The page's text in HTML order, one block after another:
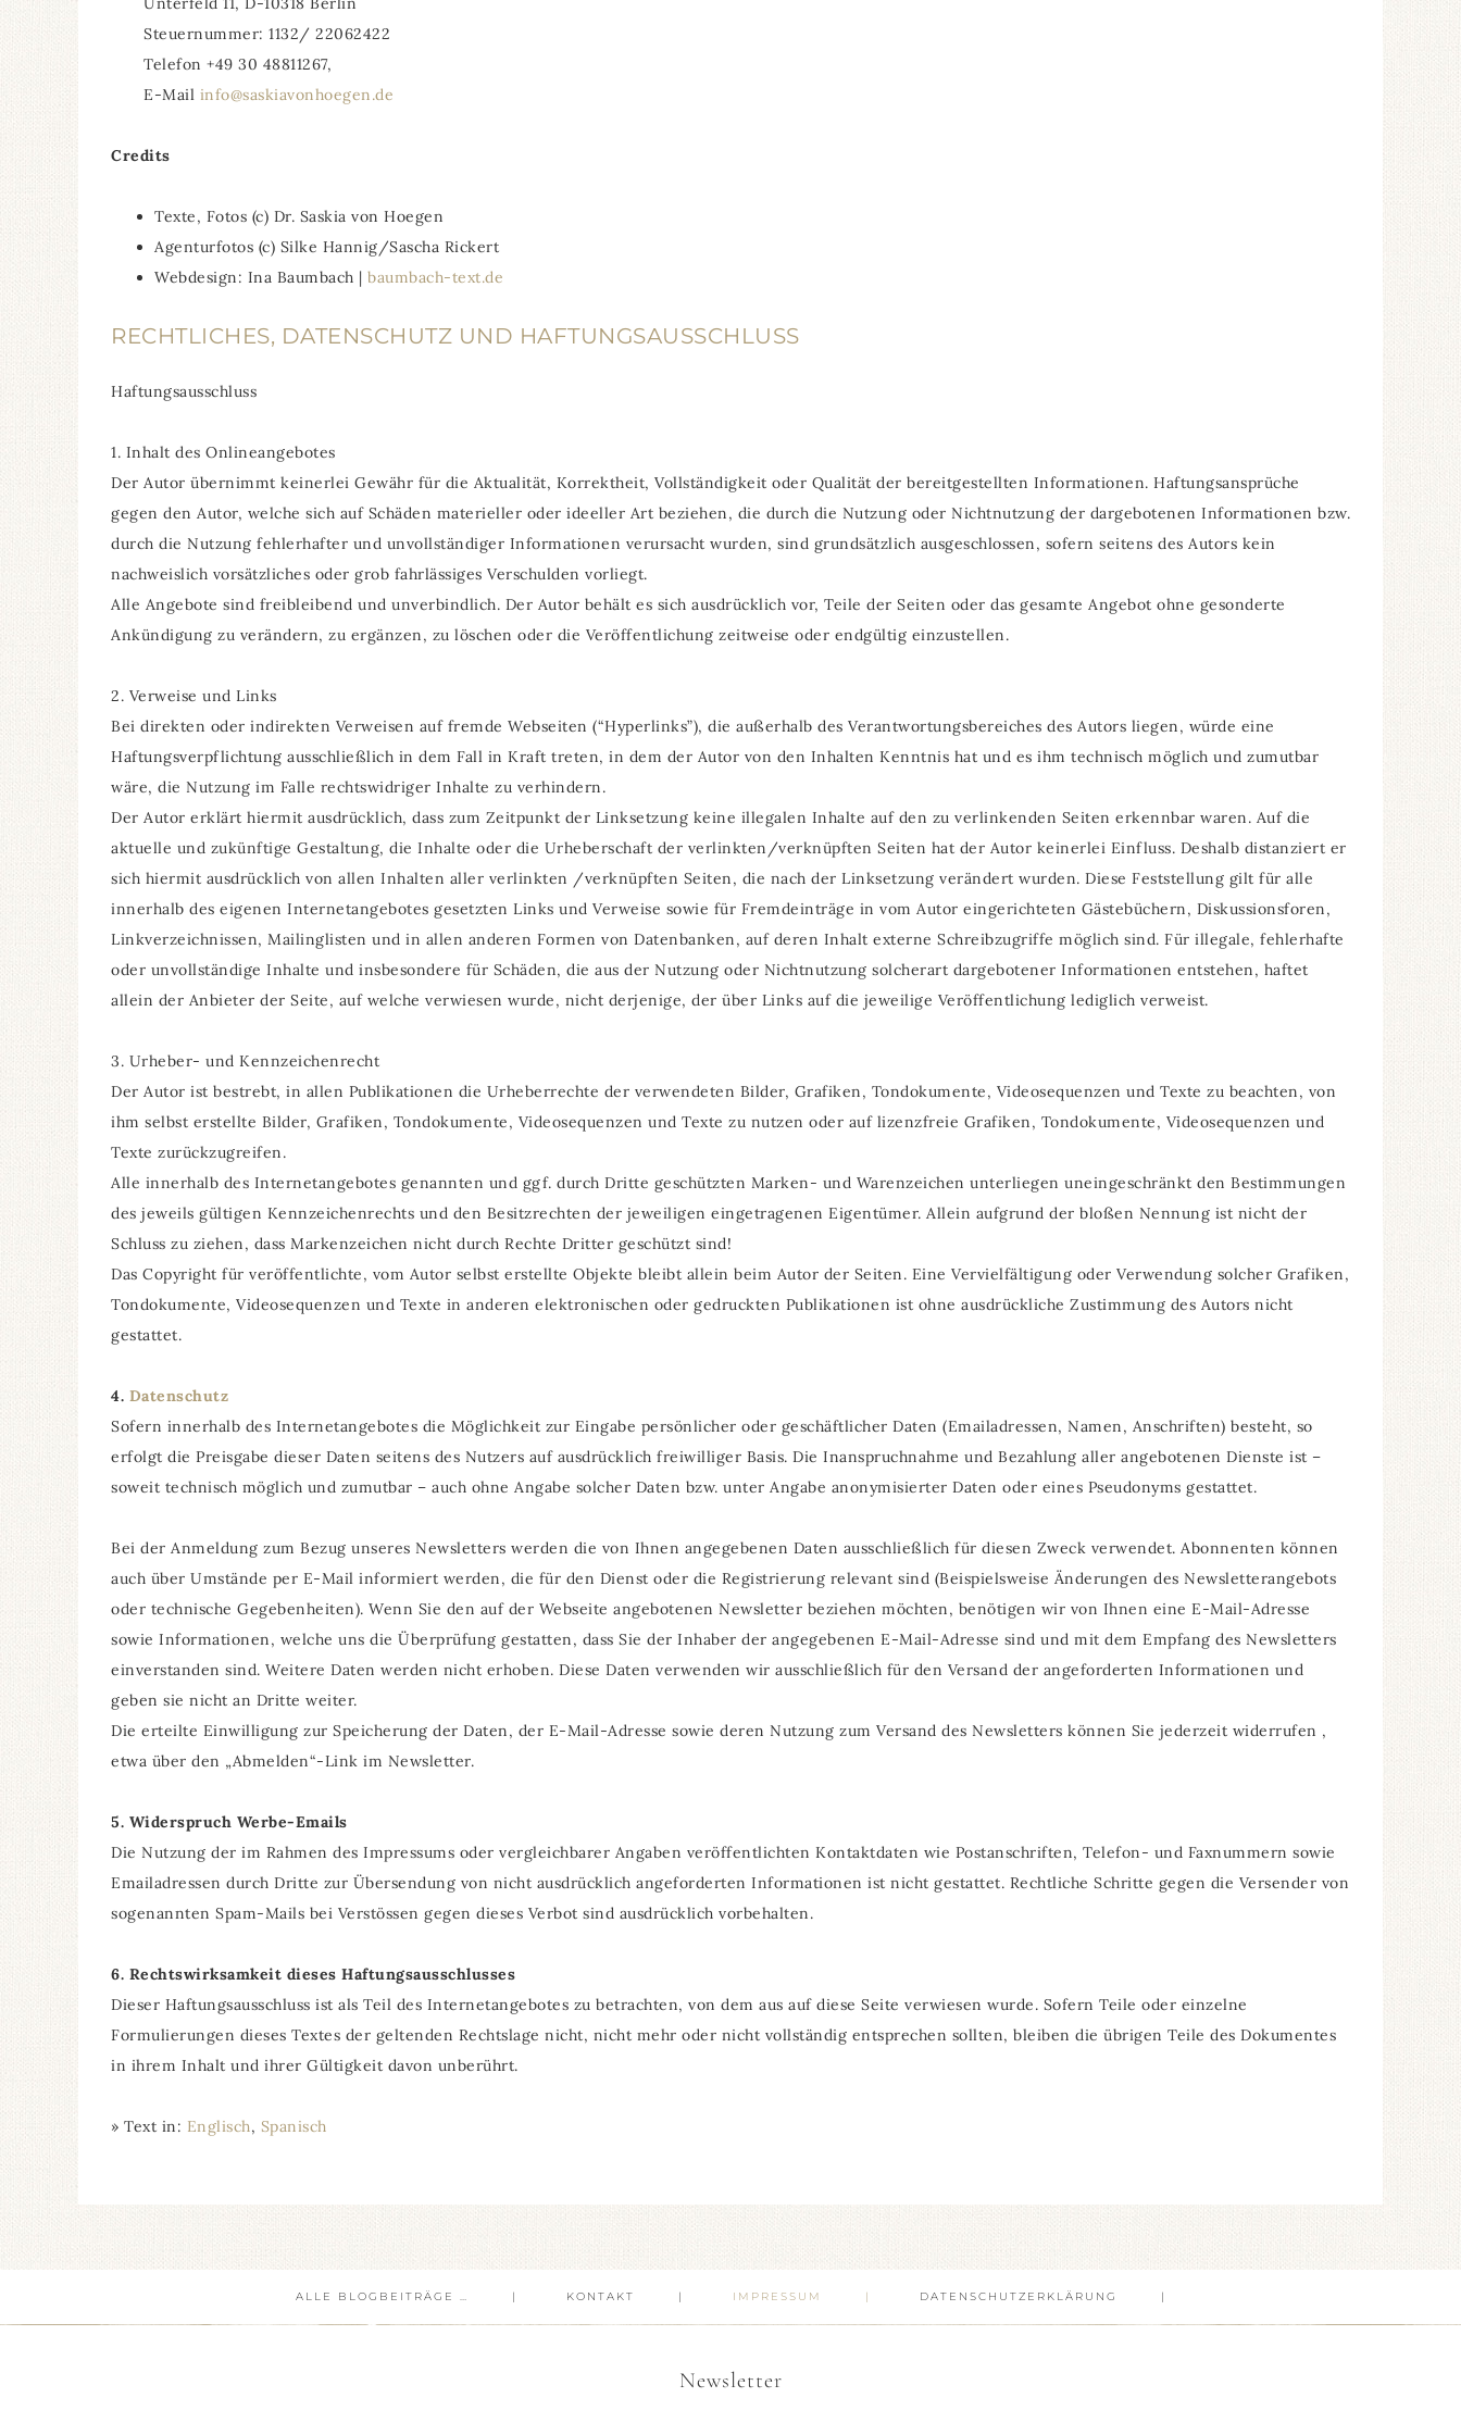
Steuernummer: 1132/ 22062422
Telefon +49 30 48811267,
E-Mail info@saskiavonhoegen.de
Credits
Texte, Fotos (c) Dr. Saskia von Hoegen
Agenturfotos (c) Silke Hannig/Sascha Rickert
Webdesign: Ina Baumbach | baumbach-text.de
RECHTLICHES, DATENSCHUTZ UND HAFTUNGSAUSSCHLUSS
Haftungsausschluss
1. Inhalt des Onlineangebotes
Der Autor übernimmt keinerlei Gewähr für die Aktualität, Korrektheit, Vollständigkeit oder Qualität der bereitgestellten Informationen. Haftungsansprüche
gegen den Autor, welche sich auf Schäden materieller oder ideeller Art beziehen, die durch die Nutzung oder Nichtnutzung der dargebotenen Informationen bzw.
durch die Nutzung fehlerhafter und unvollständiger Informationen verursacht wurden, sind grundsätzlich ausgeschlossen, sofern seitens des Autors kein
nachweislich vorsätzliches oder grob fahrlässiges Verschulden vorliegt.
Alle Angebote sind freibleibend und unverbindlich. Der Autor behält es sich ausdrücklich vor, Teile der Seiten oder das gesamte Angebot ohne gesonderte
Ankündigung zu verändern, zu ergänzen, zu löschen oder die Veröffentlichung zeitweise oder endgültig einzustellen.
2. Verweise und Links
Bei direkten oder indirekten Verweisen auf fremde Webseiten (“Hyperlinks”), die außerhalb des Verantwortungsbereiches des Autors liegen, würde eine
Haftungsverpflichtung ausschließlich in dem Fall in Kraft treten, in dem der Autor von den Inhalten Kenntnis hat und es ihm technisch möglich und zumutbar
wäre, die Nutzung im Falle rechtswidriger Inhalte zu verhindern.
Der Autor erklärt hiermit ausdrücklich, dass zum Zeitpunkt der Linksetzung keine illegalen Inhalte auf den zu verlinkenden Seiten erkennbar waren. Auf die
aktuelle und zukünftige Gestaltung, die Inhalte oder die Urheberschaft der verlinkten/verknüpften Seiten hat der Autor keinerlei Einfluss. Deshalb distanziert er
sich hiermit ausdrücklich von allen Inhalten aller verlinkten /verknüpften Seiten, die nach der Linksetzung verändert wurden. Diese Feststellung gilt für alle
innerhalb des eigenen Internetangebotes gesetzten Links und Verweise sowie für Fremdeinträge in vom Autor eingerichteten Gästebüchern, Diskussionsforen,
Linkverzeichnissen, Mailinglisten und in allen anderen Formen von Datenbanken, auf deren Inhalt externe Schreibzugriffe möglich sind. Für illegale, fehlerhafte
oder unvollständige Inhalte und insbesondere für Schäden, die aus der Nutzung oder Nichtnutzung solcherart dargebotener Informationen entstehen, haftet
allein der Anbieter der Seite, auf welche verwiesen wurde, nicht derjenige, der über Links auf die jeweilige Veröffentlichung lediglich verweist.
3. Urheber- und Kennzeichenrecht
Der Autor ist bestrebt, in allen Publikationen die Urheberrechte der verwendeten Bilder, Grafiken, Tondokumente, Videosequenzen und Texte zu beachten, von
ihm selbst erstellte Bilder, Grafiken, Tondokumente, Videosequenzen und Texte zu nutzen oder auf lizenzfreie Grafiken, Tondokumente, Videosequenzen und
Texte zurückzugreifen.
Alle innerhalb des Internetangebotes genannten und ggf. durch Dritte geschützten Marken- und Warenzeichen unterliegen uneingeschränkt den Bestimmungen
des jeweils gültigen Kennzeichenrechts und den Besitzrechten der jeweiligen eingetragenen Eigentümer. Allein aufgrund der bloßen Nennung ist nicht der
Schluss zu ziehen, dass Markenzeichen nicht durch Rechte Dritter geschützt sind!
Das Copyright für veröffentlichte, vom Autor selbst erstellte Objekte bleibt allein beim Autor der Seiten. Eine Vervielfältigung oder Verwendung solcher Grafiken,
Tondokumente, Videosequenzen und Texte in anderen elektronischen oder gedruckten Publikationen ist ohne ausdrückliche Zustimmung des Autors nicht
gestattet.
4. Datenschutz
Sofern innerhalb des Internetangebotes die Möglichkeit zur Eingabe persönlicher oder geschäftlicher Daten (Emailadressen, Namen, Anschriften) besteht, so
erfolgt die Preisgabe dieser Daten seitens des Nutzers auf ausdrücklich freiwilliger Basis. Die Inanspruchnahme und Bezahlung aller angebotenen Dienste ist –
soweit technisch möglich und zumutbar – auch ohne Angabe solcher Daten bzw. unter Angabe anonymisierter Daten oder eines Pseudonyms gestattet.
Bei der Anmeldung zum Bezug unseres Newsletters werden die von Ihnen angegebenen Daten ausschließlich für diesen Zweck verwendet. Abonnenten können
auch über Umstände per E-Mail informiert werden, die für den Dienst oder die Registrierung relevant sind (Beispielsweise Änderungen des Newsletterangebots
oder technische Gegebenheiten). Wenn Sie den auf der Webseite angebotenen Newsletter beziehen möchten, benötigen wir von Ihnen eine E-Mail-Adresse
sowie Informationen, welche uns die Überprüfung gestatten, dass Sie der Inhaber der angegebenen E-Mail-Adresse sind und mit dem Empfang des Newsletters
einverstanden sind. Weitere Daten werden nicht erhoben. Diese Daten verwenden wir ausschließlich für den Versand der angeforderten Informationen und
geben sie nicht an Dritte weiter.
Die erteilte Einwilligung zur Speicherung der Daten, der E-Mail-Adresse sowie deren Nutzung zum Versand des Newsletters können Sie jederzeit widerrufen ,
etwa über den „Abmelden“-Link im Newsletter.
5. Widerspruch Werbe-Emails
Die Nutzung der im Rahmen des Impressums oder vergleichbarer Angaben veröffentlichten Kontaktdaten wie Postanschriften, Telefon- und Faxnummern sowie
Emailadressen durch Dritte zur Übersendung von nicht ausdrücklich angeforderten Informationen ist nicht gestattet. Rechtliche Schritte gegen die Versender von
sogenannten Spam-Mails bei Verstössen gegen dieses Verbot sind ausdrücklich vorbehalten.
6. Rechtswirksamkeit dieses Haftungsausschlusses
Dieser Haftungsausschluss ist als Teil des Internetangebotes zu betrachten, von dem aus auf diese Seite verwiesen wurde. Sofern Teile oder einzelne
Formulierungen dieses Textes der geltenden Rechtslage nicht, nicht mehr oder nicht vollständig entsprechen sollten, bleiben die übrigen Teile des Dokumentes
in ihrem Inhalt und ihrer Gültigkeit davon unberührt.
» Text in: Englisch Spanisch
ALLE BLOGBEITRÄGE … KONTAKT IMPRESSUM DATENSCHUTZERKLÄRUNG
Newsletter